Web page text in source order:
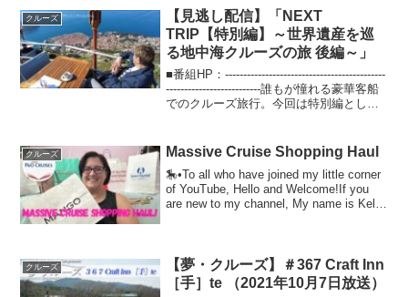
クルーズ
【見逃し配信】「NEXT
TRIP【特別編】～世界遺産を巡
る地中海クルーズの旅 後編～」
■番組HP：--------------------------------------------
--------------------------誰もが憧れる豪華客船
でのクルーズ旅行。今回は特別編として
クルーズ Massive Cruise Shopping Haul
🎠•To all who have joined my little corner
of YouTube, Hello and Welcome!If you
are new to my channel, My name is Kelly
クルーズ
【夢・クルーズ】＃367 Craft Inn
［手］te （2021年10月7日放送）